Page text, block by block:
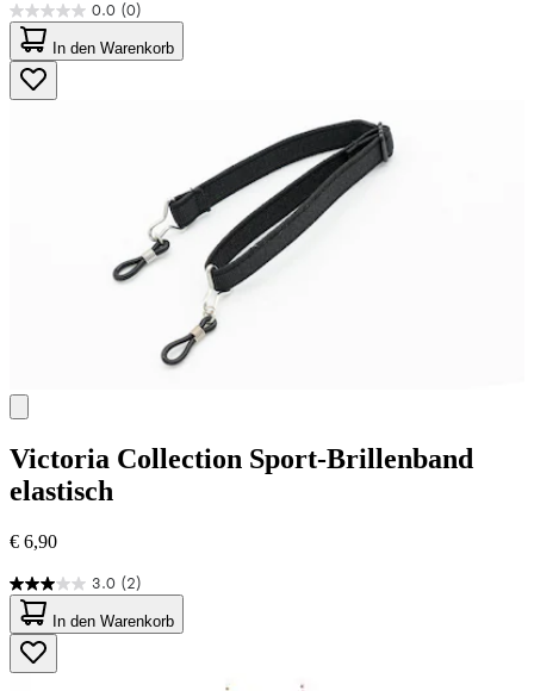
0.0 (0)
0.0
von
5
Sternen.
In den Warenkorb
Victoria Collection Sport-Brillenband
elastisch
€ 6,90
3.0 (2)
3.0
von
5
Sternen.
2
In den Warenkorb